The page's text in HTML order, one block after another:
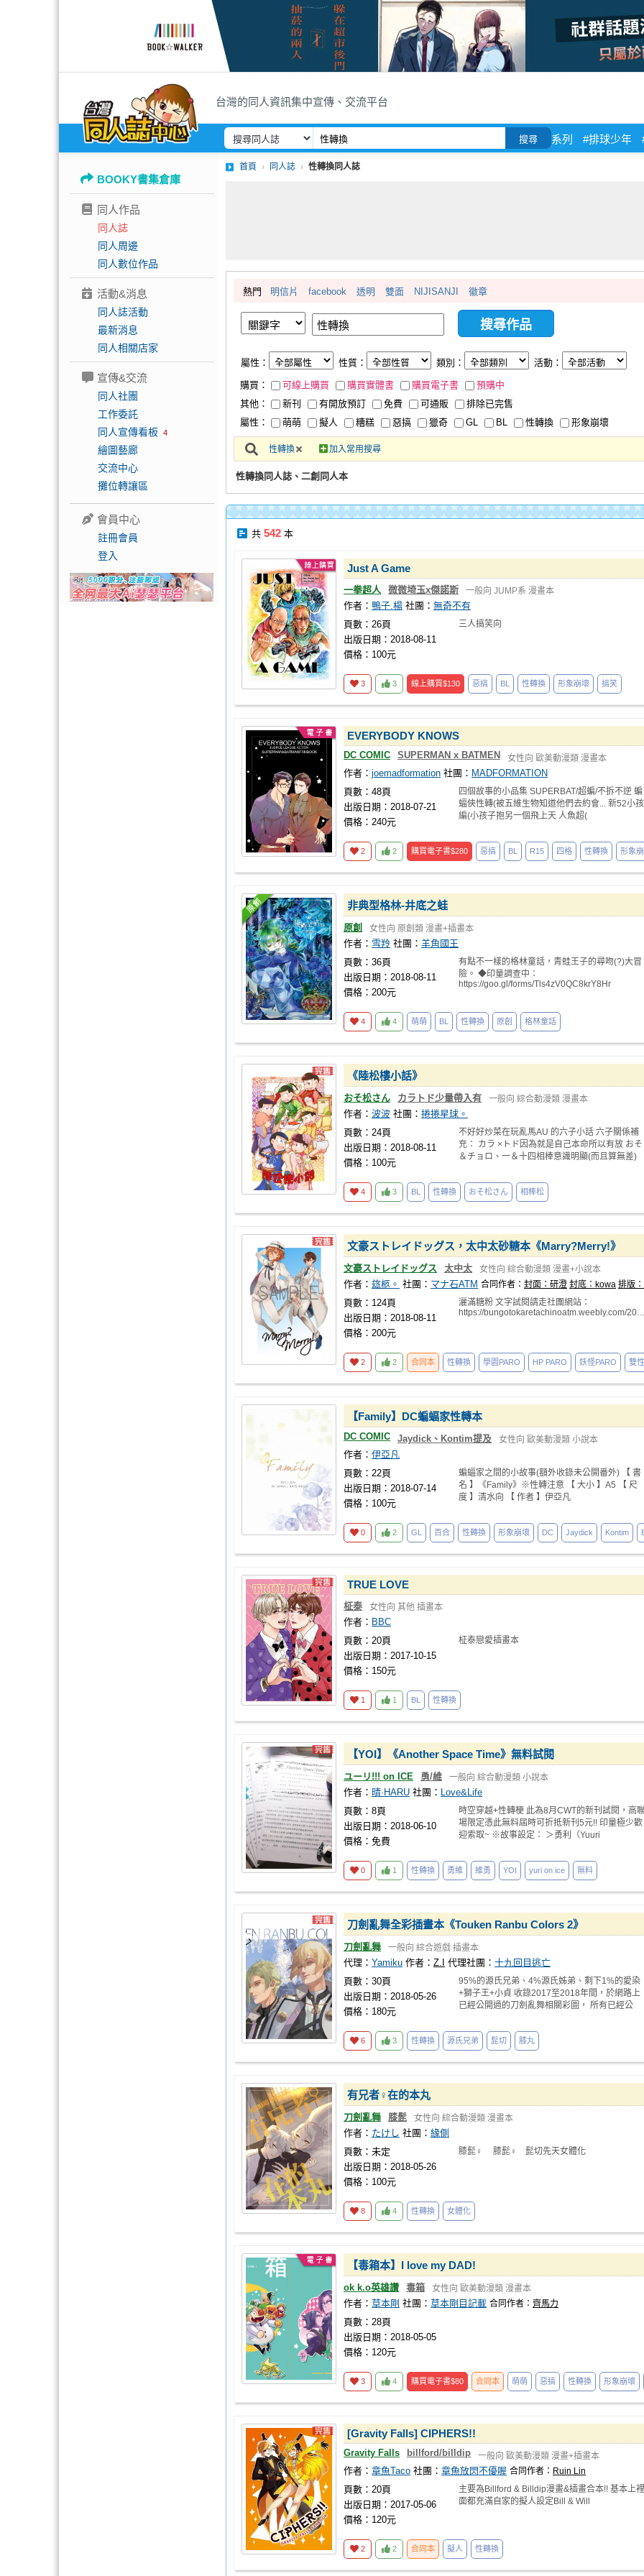
台灣的同人資訊集中宣傳、交流平台
搜尋 系列 #排球少年
BOOKY書集倉庫
同人作品
同人誌
同人周邊
同人數位作品
活動&消息
同人誌活動
最新消息
同人相關店家
宣傳&交流
同人社團
工作委託
同人宣傳看板 4
繪圖藝廊
交流中心
攤位轉讓區
會員中心
註冊會員
登入
首頁 同人誌 性轉換同人誌
熱門 明信片 facebook 透明 雙面 NIJISANJI 徽章
屬性： 性質： 類別： 活動：
購買： 可線上購買 購買實體書 購買電子書
預購中
其他：
新刊 有開放預訂 免費 可通販
排除已完售
屬性：
萌萌 擬人 糟糕 惡搞 獵奇 GL BL 性轉換 形象崩壞
性轉換 加入常用搜尋
性轉換同人誌、二創同人本
共 542 本
Just A Game
一拳超人 微微埼玉x傑諾斯 一般向 JUMP系 漫畫本
作者： 鴨子.楊 社團： 無奇不有
頁數：26頁
出版日期：2018-08-11
價格：100元
三人搞笑向
3 3 線上購買$130 惡搞 BL 性轉換 形象崩壞 搞笑
EVERYBODY KNOWS
DC COMIC SUPERMAN x BATMEN 女性向 歐美動漫類 漫畫本
作者： joemadformation 社團： MADFORMATION
頁數：48頁
出版日期：2018-07-21
價格：240元
四個故事的小品集 SUPERBAT/超蝙/不拆不逆 蝙
蝠俠性轉(被五維生物知道他們去約會... 新52小孩
編(小孩子抱另一個飛上天 人魚超(
2 2 購買電子書$280 惡搞 BL R15 四格 性轉換 形象
非典型格林-井底之蛙
原創 女性向 原創類 漫畫+插畫本
作者： 雪羚 社團： 羊角國王
頁數：36頁
出版日期：2018-08-11
價格：200元
有點不一樣的格林童話，青蛙王子的尋吻(?)大冒
險。 ◆印量調查中：
https://goo.gl/forms/Tls4zV0QC8krY8Hr
4 4 萌萌 BL 性轉換 原創 格林童話
《陸松樓小話》
おそ松さん カラトド少量帶入有 一般向 綜合動漫類 漫畫本
作者： 波波 社團： 捲捲星球。
頁數：24頁
出版日期：2018-08-11
價格：100元
不好好炒菜在玩亂馬AU 的六子小話 六子關係補
充： カラ ×トド因為就是自己本命所以有放 おそ
＆チョロ、一＆十四相棒意識明顯(而且算無差)
4 3 BL 性轉換 おそ松さん 相棒松
文豪ストレイドッグス，太中太砂糖本《Marry?Merry!》
文豪ストレイドッグス 太中太 女性向 綜合動漫類 漫畫+小說本
作者： 玈柩。 社團： マナ石ATM 合同作者： 封面：研澄 封底：kowa 排版
頁數：124頁
出版日期：2018-08-11
價格：200元
灑滿糖粉 文字試閱請走社團網站：
https://
2 2 合同本 性轉換 學園PARO HP PARO 妖怪PARO 雙
【Family】DC蝙蝠家性轉本
DC COMIC Jaydick、Kontim提及 女性向 歐美動漫類 小說本
作者： 伊亞凡
頁數：22頁
出版日期：2018-07-14
價格：100元
蝙蝠家之間的小故事(額外收錄未公開番外) 【 書
名 】《Family》※性轉注意 【 大小 】A5 【 尺
度 】清水向 【 作者 】伊亞凡
0 2 GL 百合 性轉換 形象崩壞 DC Jaydick Kontim
TRUE LOVE
柾泰 女性向 其他 插畫本
作者： BBC
頁數：20頁
出版日期：2017-10-15
價格：150元
柾泰戀愛插畫本
1 1 BL 性轉換
【YOI】《Another Space Time》無料試閱
ユーリ!!! on ICE 勇/維 一般向 綜合動漫類 小說本
作者： 晴·HARU 社團： Love&Life
頁數：8頁
出版日期：2018-06-10
價格：免費
時空穿越+性轉梗 此為8月CWT的新刊試閱，高
場限定憑此無料屆時可折抵新刊5元!! 印量極少歡
迎索取~ ※故事設定： ＞勇利（Yuuri
0 1 性轉換 勇維 維勇 YOI yuri on ice 無料
刀劍亂舞全彩插畫本《Touken Ranbu Colors 2》
刀劍亂舞 一般向 綜合遊戲 插畫本
代理： Yamiku 作者： Z.I 代理社團： 十九回目逃亡
頁數：30頁
出版日期：2018-05-26
價格：180元
95%的源氏兄弟、4%源氏姊弟、剩下1%的愛染
+獅子王+小貞 收錄2017至2018年間，於網路上
已經公開過的刀劍亂舞相關彩圖， 所有已經公
6 3 性轉換 源氏兄弟 髭切 膝丸
有兄者♀在的本丸
刀劍亂舞 膝髭 女性向 綜合動漫類 漫畫本
作者： たけし 社團： 緣側
頁數：未定
出版日期：2018-05-26
價格：100元
膝髭♀ 膝髭♀ 髭切先天女體化
8 4 性轉換 女體化
【毒箱本】I love my DAD!
ok k.o英雄讚 毒箱 女性向 歐美動漫類 漫畫本
作者： 草本剛 社團： 草本剛目記載 合同作者： 齊馬力
頁數：28頁
出版日期：2018-05-05
價格：120元
3 4 購買電子書$80 合同本 萌萌 惡搞 性轉換 形象崩壞
[Gravity Falls] CIPHERS!!
Gravity Falls billford/billdip 一般向 歐美動漫類 漫畫+插畫本
作者： 章魚Taco 社團： 章魚放閃不優喔 合同作者： Ruin Lin
頁數：20頁
出版日期：2017-05-06
價格：120元
主要為Billford & Billdip漫畫&插畫合本!! 基本上裡
面都充滿自家的擬人設定Bill & Will
2 2 合同本 擬人 性轉換